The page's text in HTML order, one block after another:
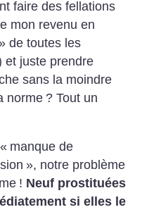
faire des fellations
mon revenu en
» de toutes les
et juste prendre
sans la moindre
norme ? Tout un
manque de
», notre problème
! Neuf prostituées
si elles le